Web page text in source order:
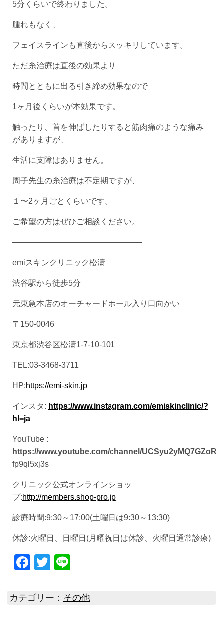
5分くらいで終わりました。
腫れもなく、
フェイスラインも直後からスッキリしています。
ただ糸治療は直後の効果より
時間とともに出る引き締め効果なので
1ヶ月後くらいが本効果です。
触ったり、首を伸ばしたりすると筋肉痛のような痛み
がありますが、
生活に支障はありません。
周子先生の糸治療は不定期ですが、
１〜2ヶ月ごとくらいです。
ご希望の方はぜひご相談ください。
————————————————-
emiスキンクリニック松濤
渋谷駅から徒歩5分
元東急本店のオーチャードホール入り口向かい
〒150-0046
東京都渋谷区松濤1-7-10-101
TEL:03-3468-3711
HP:https://emi-skin.jp
インスタ: https://www.instagram.com/emiskinclinic/?
hl=ja
YouTube :
https://www.youtube.com/channel/
fp9ql5xj3s
クリニック公式オンラインショッ
プ:http://members.shop-pro.jp
診療時間:9:30～17:00(土曜日は9:30～13:30)
休診:火曜日、日曜日(月曜祝日は休診、火曜日通常診療)
Facebook
Twitter
Line
カテゴリー： その他